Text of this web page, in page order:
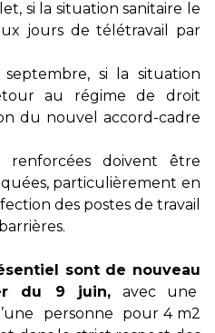
si la situation sanitaire le
jours de télétravail par
si la situation
au régime de droit
du nouvel accord-cadre
renforcées doivent être
particulièrement en
des postes de travail
sont de nouveau
du 9 juin, avec une
personne pour 4 m2